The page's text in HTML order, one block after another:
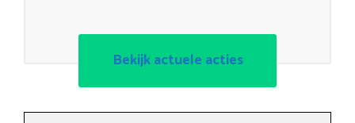
Bekijk actuele acties